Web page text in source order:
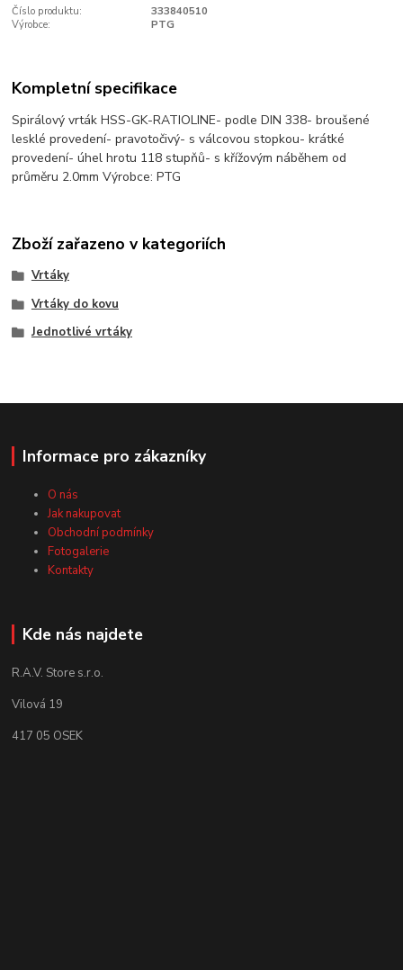
Číslo produktu:
333840510
Výrobce:
PTG
Kompletní specifikace
Spirálový vrták HSS-GK-RATIOLINE- podle DIN 338- broušené
lesklé provedení- pravotočivý- s válcovou stopkou- krátké
provedení- úhel hrotu 118 stupňů- s křížovým náběhem od
průměru 2.0mm Výrobce: PTG
Zboží zařazeno v kategoriích
Vrtáky
Vrtáky do kovu
Jednotlivé vrtáky
Informace pro zákazníky
O nás
Jak nakupovat
Obchodní podmínky
Fotogalerie
Kontakty
Kde nás najdete
R.A.V. Store s.r.o.
Vilová 19
417 05 OSEK